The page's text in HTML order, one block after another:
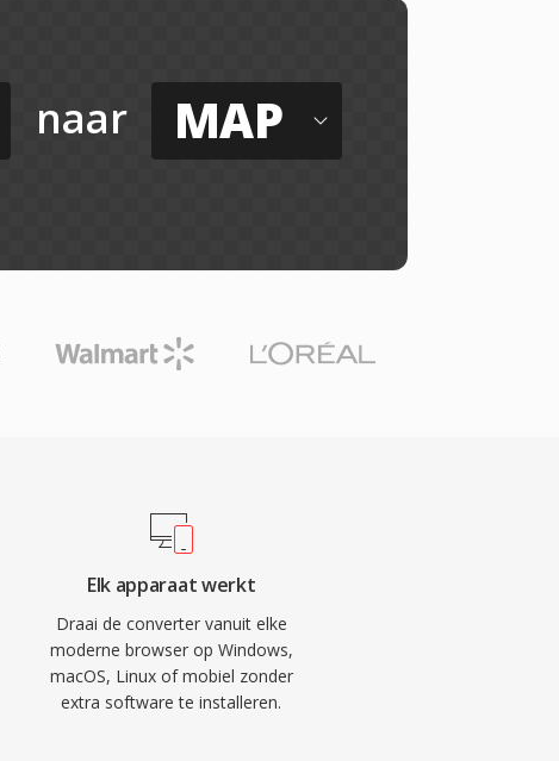
naar MAP
Elk apparaat werkt
Draai de converter vanuit elke
moderne browser op Windows,
macOS, Linux of mobiel zonder
extra software te installeren.